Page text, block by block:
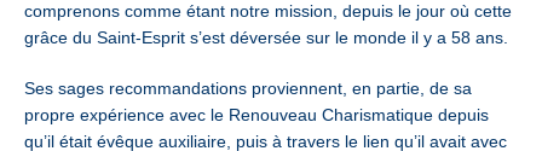
comprenons comme étant notre mission, depuis le jour où cette
grâce du Saint-Esprit s’est déversée sur le monde il y a 58 ans.
Ses sages recommandations proviennent, en partie, de sa
propre expérience avec le Renouveau Charismatique depuis
qu’il était évêque auxiliaire, puis à travers le lien qu’il avait avec